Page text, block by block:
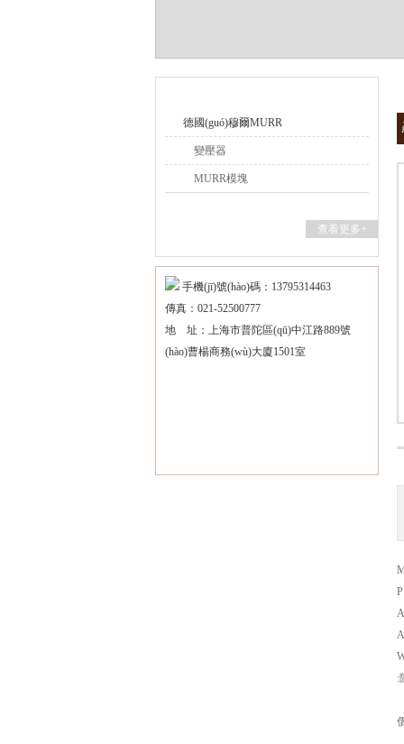
德國(guó)穆爾MURR
變壓器
MURR模塊
查看更多+
手機(jī)號(hào)碼：13795314463
傳真：021-52500777
地 址：上海市普陀區(qū)中江路889號
(hào)曹楊商務(wù)大廈1501室
: